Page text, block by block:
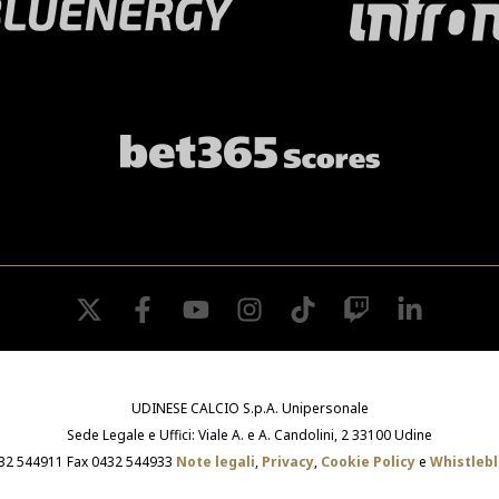
twitter facebookyoutube instagramtiktok twitch
UDINESE CALCIO S.p.A. Unipersonale
Sede Legale e Uffici: Viale A. e A. Candolini, 2 33100 Udine
544911 Fax 0432 544933 Note legali, Privacy, Cookie Policye